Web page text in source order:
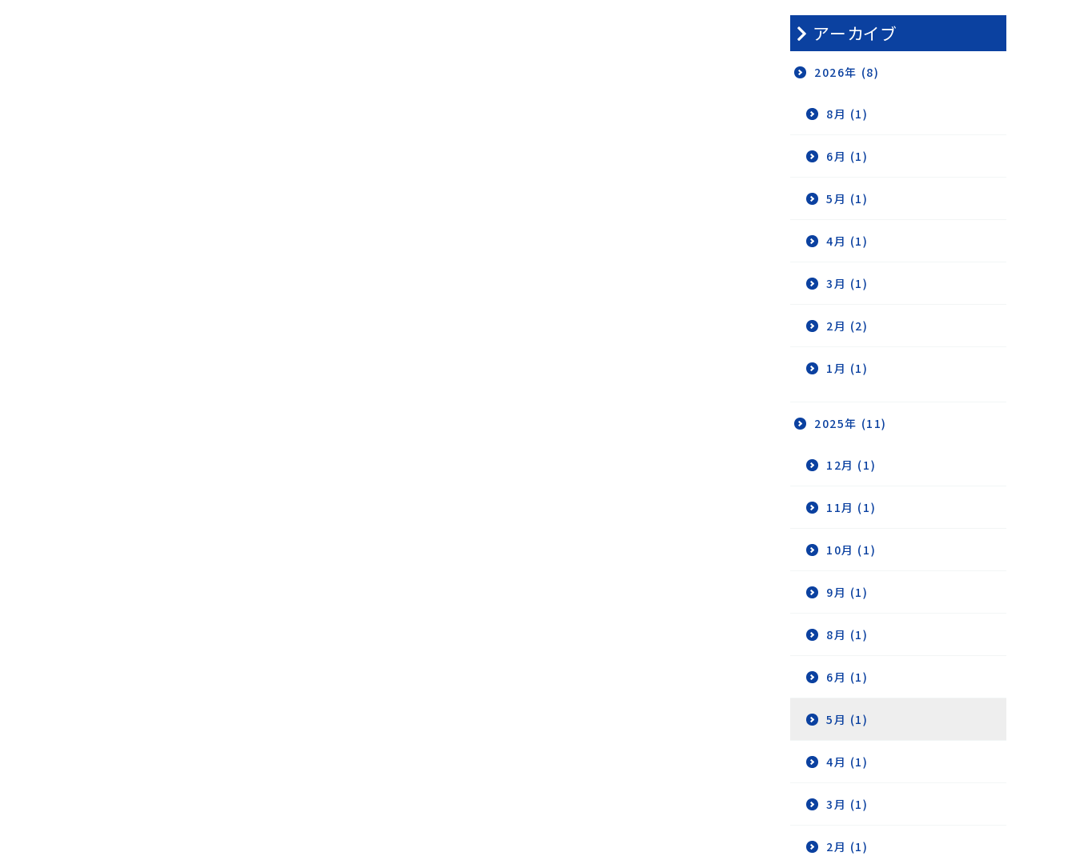
アーカイブ
2026年 (8)
8月 (1)
6月 (1)
5月 (1)
4月 (1)
3月 (1)
2月 (2)
1月 (1)
2025年 (11)
12月 (1)
11月 (1)
10月 (1)
9月 (1)
8月 (1)
6月 (1)
5月 (1)
4月 (1)
3月 (1)
2月 (1)